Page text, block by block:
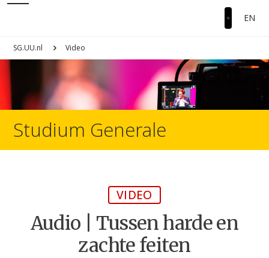
EN
SG.UU.nl Video
Studium Generale
VIDEO
Audio | Tussen harde en
zachte feiten